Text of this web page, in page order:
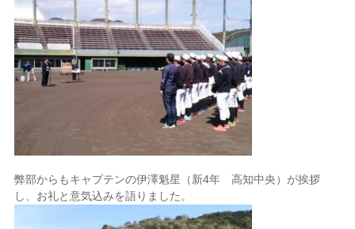
弊部からもキャプテンの伊澤魁星（新4年 高知中央）が挨拶
し、お礼と意気込みを語りました。